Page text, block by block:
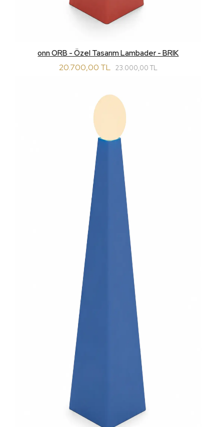
onn ORB - Özel Tasarım Lambader - BRIK
20.700,00 TL 23.000,00 TL